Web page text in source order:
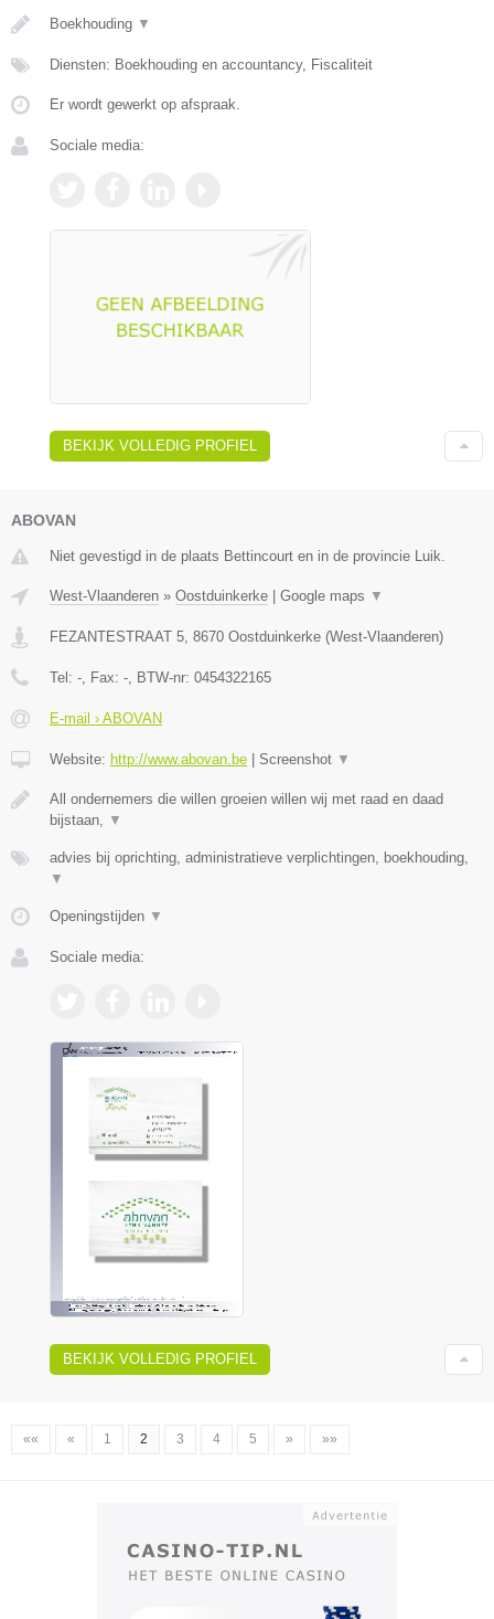
Boekhouding ▼
Diensten: Boekhouding en accountancy, Fiscaliteit
Er wordt gewerkt op afspraak.
Sociale media:
BEKIJK VOLLEDIG PROFIEL
ABOVAN
Niet gevestigd in de plaats Bettincourt en in de provincie Luik.
West-Vlaanderen » Oostduinkerke Google maps ▼
FEZANTESTRAAT 5, 8670 Oostduinkerke (West-Vlaanderen)
Tel: -, Fax: -, BTW-nr: 0454322165
E-mail › ABOVAN
Website: http://www.abovan.be Screenshot ▼
All ondernemers die willen groeien willen wij met raad en daad
bijstaan, ▼
advies bij oprichting, administratieve verplichtingen, boekhouding,
▼
Openingstijden ▼
Sociale media:
BEKIJK VOLLEDIG PROFIEL
«« « 1 2 3 4 5 » »»